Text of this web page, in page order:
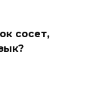
сосет,